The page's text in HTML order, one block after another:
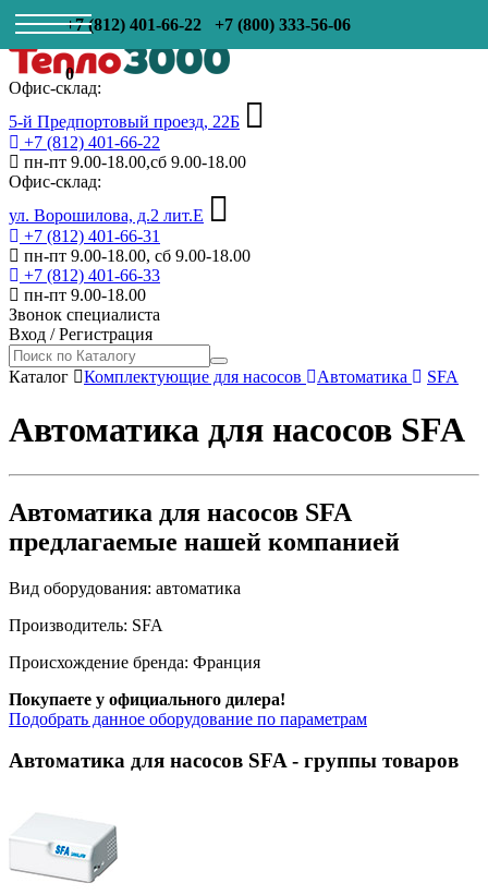
+7 (812) 401-66-22 +7 (800) 333-56-06
0
Офис-склад:
5-й Предпортовый проезд, 22Б
+7 (812) 401-66-22
пн-пт 9.00-18.00,сб 9.00-18.00
Офис-склад:
ул. Ворошилова, д.2 лит.Е
+7 (812) 401-66-31
пн-пт 9.00-18.00, сб 9.00-18.00
+7 (812) 401-66-33
пн-пт 9.00-18.00
Звонок специалиста
Вход /Регистрация
Каталог Комплектующие для насосов Автоматика SFA
Автоматика для насосов SFA
Автоматика для насосов SFA
предлагаемые нашей компанией
Вид оборудования: автоматика
Производитель: SFA
Происхождение бренда: Франция
Покупаете у официального дилера!
Подобрать данное оборудование по параметрам
Автоматика для насосов SFA- группы товаров